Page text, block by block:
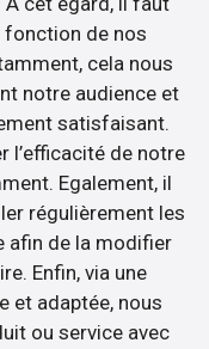
fonction de nos
cela nous
notre audience et
satisfaisant.
l’efficacité de notre
Egalement, il
régulièrement les
afin de la modifier
Enfin, via une
et adaptée, nous
ou service avec